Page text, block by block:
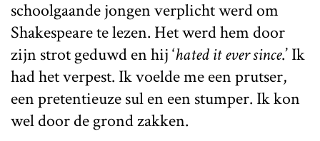
schoolgaande jongen verplicht werd om
Shakespeare te lezen. Het werd hem door
zijn strot geduwd en hij ‘hated it ever since.’ Ik
had het verpest. Ik voelde me een prutser,
een pretentieuze sul en een stumper. Ik kon
wel door de grond zakken.